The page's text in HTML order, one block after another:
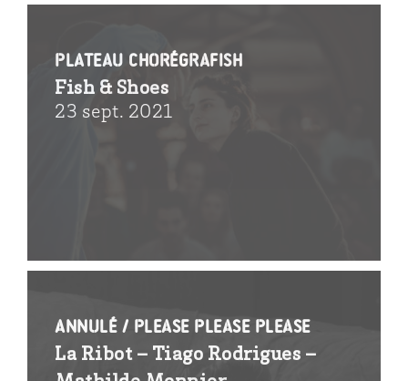
Plateau chorégraFish
Fish & Shoes
23 sept. 2021
Annulé / Please please please
La Ribot – Tiago Rodrigues –